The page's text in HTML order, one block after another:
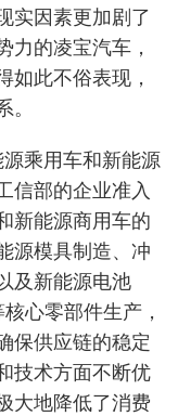
实因素更加剧了
力的凌宝汽车，
如此不俗表现，
。
乘用车和新能源
信部的企业准入
新能源商用车的
源模具制造、冲
及新能源电池
心零部件生产，
保供应链的稳定
技术方面不断优
大地降低了消费